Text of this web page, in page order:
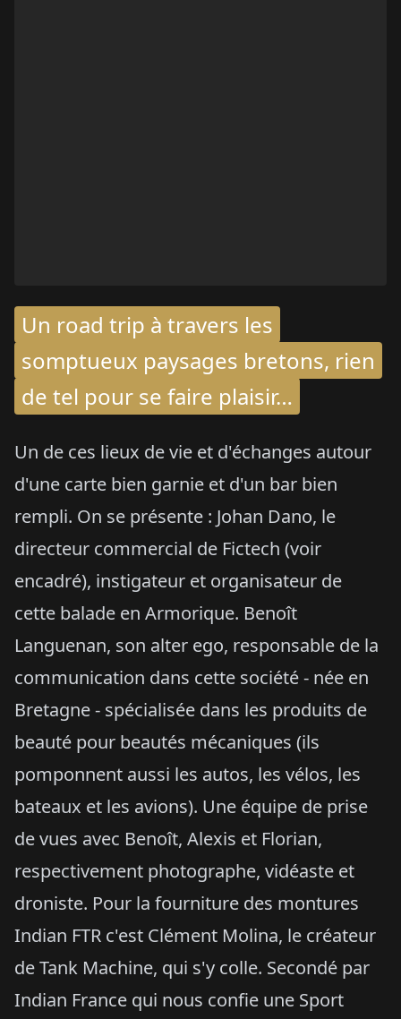
Un road trip à travers les
somptueux paysages bretons, rien
de tel pour se faire plaisir…
Un de ces lieux de vie et d'échanges autour
d'une carte bien garnie et d'un bar bien
rempli. On se présente : Johan Dano, le
directeur commercial de Fictech (voir
encadré), instigateur et organisateur de
cette balade en Armorique. Benoît
Languenan, son alter ego, responsable de la
communication dans cette société - née en
Bretagne - spécialisée dans les produits de
beauté pour beautés mécaniques (ils
pomponnent aussi les autos, les vélos, les
bateaux et les avions). Une équipe de prise
de vues avec Benoît, Alexis et Florian,
respectivement photographe, vidéaste et
droniste. Pour la fourniture des montures
Indian FTR c'est Clément Molina, le créateur
de Tank Machine, qui s'y colle. Secondé par
Indian France qui nous confie une Sport